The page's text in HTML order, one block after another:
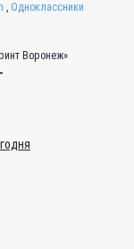
, Одноклассники
Воронеж»